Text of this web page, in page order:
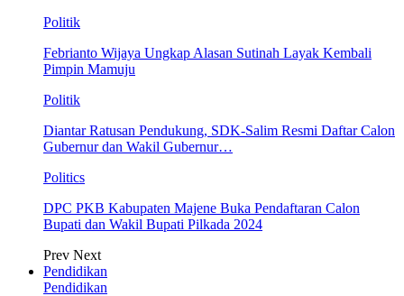
Politik
Febrianto Wijaya Ungkap Alasan Sutinah Layak Kembali
Pimpin Mamuju
Politik
Diantar Ratusan Pendukung, SDK-Salim Resmi Daftar Calon
Gubernur dan Wakil Gubernur…
Politics
DPC PKB Kabupaten Majene Buka Pendaftaran Calon
Bupati dan Wakil Bupati Pilkada 2024
Prev Next
Pendidikan
Pendidikan